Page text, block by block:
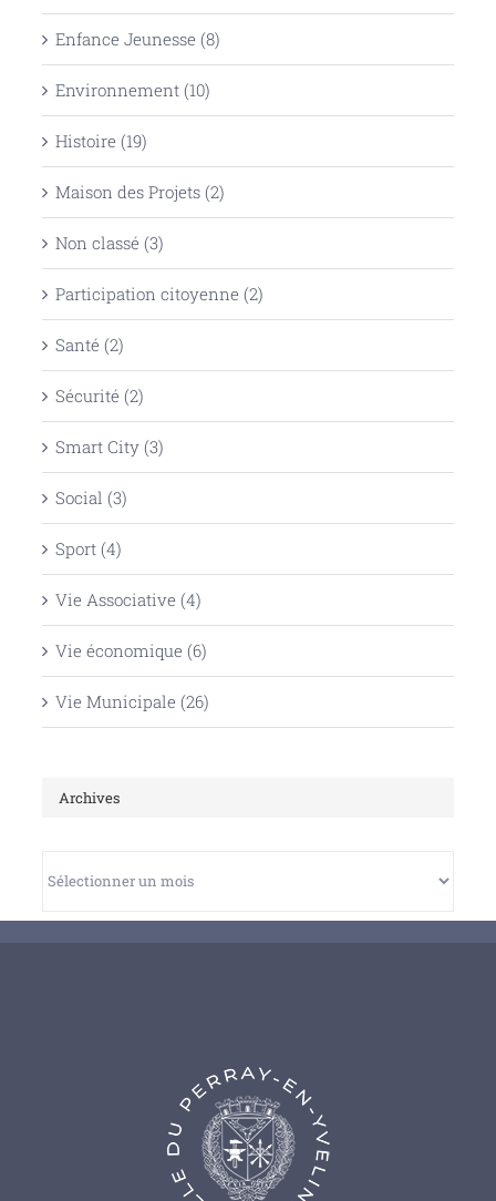
Enfance Jeunesse (8)
Environnement (10)
Histoire (19)
Maison des Projets (2)
Non classé (3)
Participation citoyenne (2)
Santé (2)
Sécurité (2)
Smart City (3)
Social (3)
Sport (4)
Vie Associative (4)
Vie économique (6)
Vie Municipale (26)
Archives